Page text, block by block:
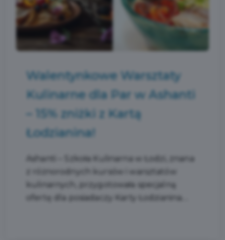
Walentynkowe Warsztaty
Kulinarne dla Par w Ashanti
– 15% zniżki z Kartą
Łodzianina!
Ashanti – Szkoła Kulinarna w Łodzi, znana
z różnorodnych kursów i warsztatów
kulinarnych, przygotowała specjalną
ofertę dla posiadaczy Karty Łodzianina....